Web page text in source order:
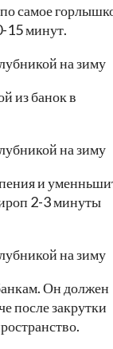
самое
15 минут.
из банок в
и
2-3 минуты
Он должен
после закрутки